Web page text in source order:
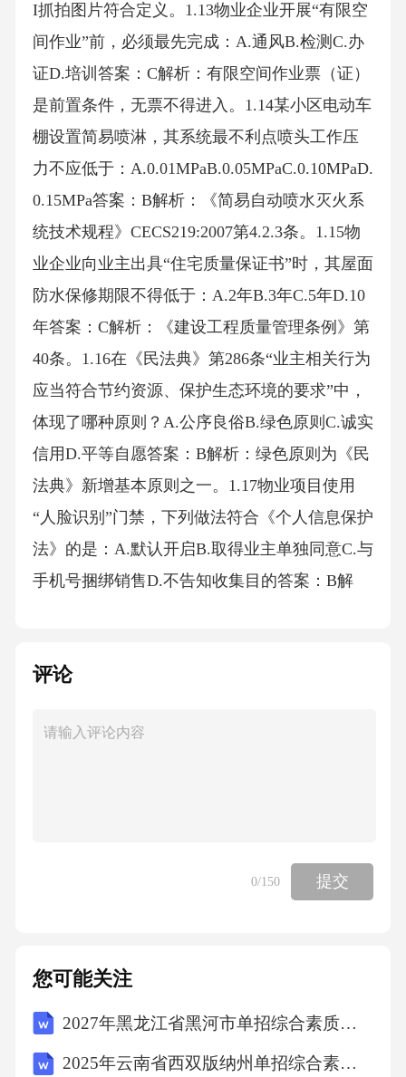
I抓拍图片符合定义。1.13物业企业开展“有限空
间作业”前，必须最先完成：A.通风B.检测C.办
证D.培训答案：C解析：有限空间作业票（证）
是前置条件，无票不得进入。1.14某小区电动车
棚设置简易喷淋，其系统最不利点喷头工作压
力不应低于：A.0.01MPaB.0.05MPaC.0.10MPaD.
0.15MPa答案：B解析：《简易自动喷水灭火系
统技术规程》CECS219:2007第4.2.3条。1.15物
业企业向业主出具“住宅质量保证书”时，其屋面
防水保修期限不得低于：A.2年B.3年C.5年D.10
年答案：C解析：《建设工程质量管理条例》第
40条。1.16在《民法典》第286条“业主相关行为
应当符合节约资源、保护生态环境的要求”中，
体现了哪种原则？A.公序良俗B.绿色原则C.诚实
信用D.平等自愿答案：B解析：绿色原则为《民
法典》新增基本原则之一。1.17物业项目使用
“人脸识别”门禁，下列做法符合《个人信息保护
法》的是：A.默认开启B.取得业主单独同意C.与
手机号捆绑销售D.不告知收集目的答案：B解
元，按照《北京市物业管理条例》，可用于补
C.50%D.70%答案：C解析：地方条例明确“≥5
入设备房基本防护为安全帽。1.20某小区消防控
制室值班人员未持证上岗，消防部门可处以：
条。1.21物业企业采用“RBA”远程楼宇自动化系
统，其核心协议是：A.ModbusB.BACnetC.Lon
WorksD.KNX答案：B解析：BACnet为楼宇自动
评论
0/150 提交
您可能关注
2027年黑龙江省黑河市单招综合素质考试模拟试卷及答案详解（考点梳理）
2025年云南省西双版纳州单招综合素质考试模拟试卷含答案详解（满分必刷）